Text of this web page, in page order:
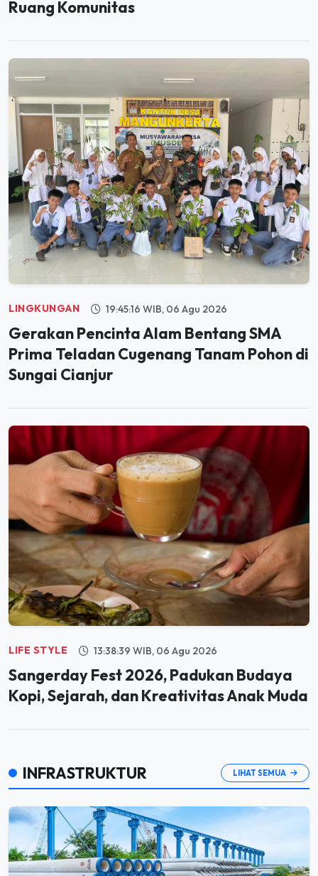
LINGKUNGAN 19:45:16 WIB, 06 Agu 2026
Gerakan Pencinta Alam Bentang SMA
Prima Teladan Cugenang Tanam Pohon di
Sungai Cianjur
LIFE STYLE 13:38:39 WIB, 06 Agu 2026
Sangerday Fest 2026, Padukan Budaya
Kopi, Sejarah, dan Kreativitas Anak Muda